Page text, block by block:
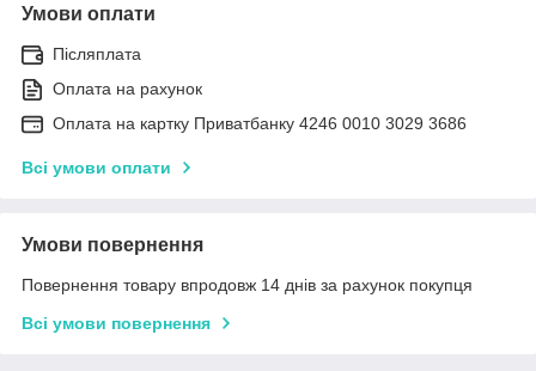
Умови оплати
Післяплата
Оплата на рахунок
Оплата на картку Приватбанку 4246 0010 3029 3686
Всі умови оплати
Умови повернення
Повернення товару впродовж 14 днів за рахунок покупця
Всі умови повернення